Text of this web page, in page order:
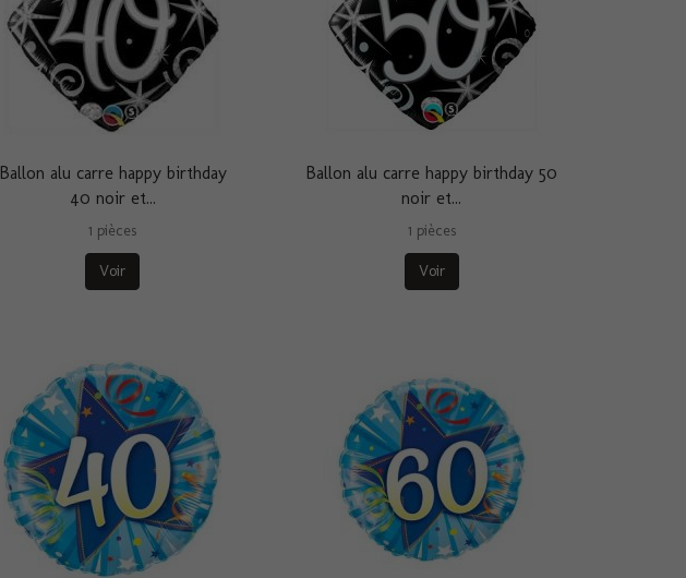
Ballon alu carre happy birthday
40 noir et...
1 pièces
Voir
Ballon alu carre happy birthday 50
noir et...
1 pièces
Voir